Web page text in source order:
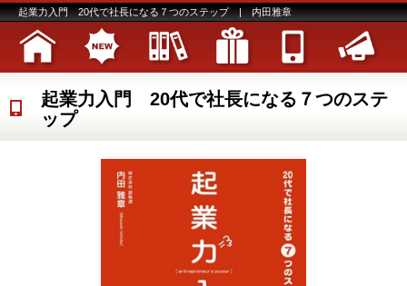
起業力入門 20代で社長になる７つのステップ | 内田雅章
起業力入門 20代で社長になる７つのステ
ップ